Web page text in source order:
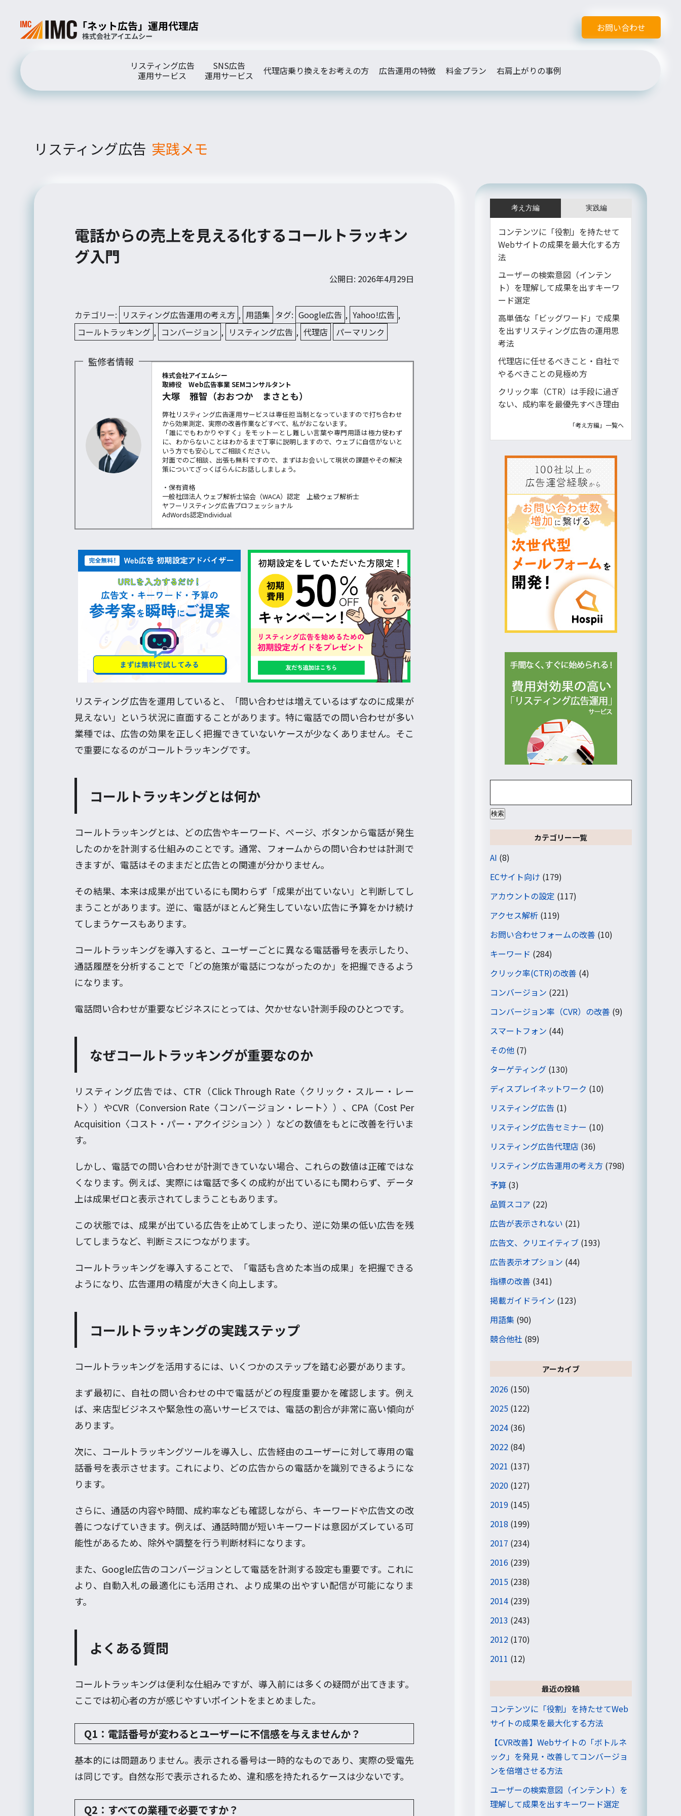
お問い合わせ
リスティング広告
運用サービス
SNS広告
運用サービス
代理店乗り換えをお考えの方 広告運用の特徴 料金プラン 右肩上がりの事例
リスティング広告 実践メモ
電話からの売上を見える化するコールトラッキン
グ入門
公開日: 2026年4月29日
カテゴリー: リスティング広告運用の考え方 , 用語集 タグ: Google広告 , Yahoo!広告 ,
コールトラッキング , コンバージョン , リスティング広告 , 代理店 パーマリンク
監修者情報
株式会社アイエムシー
取締役 Web広告事業 SEMコンサルタント
大塚 雅智（おおつか まさとも）
弊社リスティング広告運用サービスは専任担当制となっていますので打ち合わせ
から効果測定、実際の改善作業などすべて、私がおこないます。
「誰にでもわかりやすく」をモットーとし難しい言葉や専門用語は極力使わず
に、わからないことはわかるまで丁寧に説明しますので、ウェブに自信がないと
いう方でも安心してご相談ください。
対面でのご相談、出張も無料ですので、まずはお会いして現状の課題やその解決
策についてざっくばらんにお話ししましょう。
・保有資格
一般社団法人 ウェブ解析士協会（WACA）認定 上級ウェブ解析士
ヤフーリスティング広告プロフェッショナル
AdWords認定Individual
リスティング広告を運用していると、「問い合わせは増えているはずなのに成果が
見えない」という状況に直面することがあります。特に電話での問い合わせが多い
業種では、広告の効果を正しく把握できていないケースが少なくありません。そこ
で重要になるのがコールトラッキングです。
コールトラッキングとは何か
コールトラッキングとは、どの広告やキーワード、ページ、ボタンから電話が発生
したのかを計測する仕組みのことです。通常、フォームからの問い合わせは計測で
きますが、電話はそのままだと広告との関連が分かりません。
その結果、本来は成果が出ているにも関わらず「成果が出ていない」と判断してし
まうことがあります。逆に、電話がほとんど発生していない広告に予算をかけ続け
てしまうケースもあります。
コールトラッキングを導入すると、ユーザーごとに異なる電話番号を表示したり、
通話履歴を分析することで「どの施策が電話につながったのか」を把握できるよう
になります。
電話問い合わせが重要なビジネスにとっては、欠かせない計測手段のひとつです。
なぜコールトラッキングが重要なのか
リスティング広告では、CTR（Click Through Rate〈クリック・スルー・レー
ト〉）やCVR（Conversion Rate〈コンバージョン・レート〉）、CPA（Cost Per
Acquisition〈コスト・パー・アクイジション〉）などの数値をもとに改善を行いま
す。
しかし、電話での問い合わせが計測できていない場合、これらの数値は正確ではな
くなります。例えば、実際には電話で多くの成約が出ているにも関わらず、データ
上は成果ゼロと表示されてしまうこともあります。
この状態では、成果が出ている広告を止めてしまったり、逆に効果の低い広告を残
してしまうなど、判断ミスにつながります。
コールトラッキングを導入することで、「電話も含めた本当の成果」を把握できる
ようになり、広告運用の精度が大きく向上します。
コールトラッキングの実践ステップ
コールトラッキングを活用するには、いくつかのステップを踏む必要があります。
まず最初に、自社の問い合わせの中で電話がどの程度重要かを確認します。例え
ば、来店型ビジネスや緊急性の高いサービスでは、電話の割合が非常に高い傾向が
あります。
次に、コールトラッキングツールを導入し、広告経由のユーザーに対して専用の電
話番号を表示させます。これにより、どの広告からの電話かを識別できるようにな
ります。
さらに、通話の内容や時間、成約率なども確認しながら、キーワードや広告文の改
善につなげていきます。例えば、通話時間が短いキーワードは意図がズレている可
能性があるため、除外や調整を行う判断材料になります。
また、Google広告のコンバージョンとして電話を計測する設定も重要です。これに
より、自動入札の最適化にも活用され、より成果の出やすい配信が可能になりま
す。
よくある質問
コールトラッキングは便利な仕組みですが、導入前には多くの疑問が出てきます。
ここでは初心者の方が感じやすいポイントをまとめました。
Q1：電話番号が変わるとユーザーに不信感を与えませんか？
基本的には問題ありません。表示される番号は一時的なものであり、実際の受電先
は同じです。自然な形で表示されるため、違和感を持たれるケースは少ないです。
Q2：すべての業種で必要ですか？
考え方編 実践編
コンテンツに「役割」を持たせて
Webサイトの成果を最大化する方
法
ユーザーの検索意図（インテン
ト）を理解して成果を出すキーワ
ード選定
高単価な「ビッグワード」で成果
を出すリスティング広告の運用思
考法
代理店に任せるべきこと・自社で
やるべきことの見極め方
クリック率（CTR）は手段に過ぎ
ない、成約率を最優先すべき理由
「考え方編」一覧へ
カテゴリー一覧
AI (8)
ECサイト向け (179)
アカウントの設定 (117)
アクセス解析(119)
お問い合わせフォームの改善 (10)
キーワード (284)
クリック率(CTR)の改善 (4)
コンバージョン (221)
コンバージョン率（CVR）の改善 (9)
スマートフォン (44)
その他(7)
ターゲティング(130)
ディスプレイネットワーク (10)
リスティング広告 (1)
リスティング広告セミナー (10)
リスティング広告代理店(36)
リスティング広告運用の考え方(798)
予算(3)
品質スコア (22)
広告が表示されない (21)
広告文、クリエイティブ(193)
広告表示オプション (44)
指標の改善 (341)
掲載ガイドライン (123)
用語集 (90)
競合他社 (89)
アーカイブ
2026(150)
2025(122)
2024(36)
2022(84)
2021 (137)
2020(127)
2019(145)
2018 (199)
2017 (234)
2016(239)
2015(238)
2014(239)
2013 (243)
2012(170)
2011 (12)
最近の投稿
コンテンツに「役割」を持たせてWeb
サイトの成果を最大化する方法
【CVR改善】Webサイトの「ボトルネ
ック」を発見・改善してコンバージョ
ンを倍増させる方法
ユーザーの検索意図（インテント）を
理解して成果を出すキーワード選定